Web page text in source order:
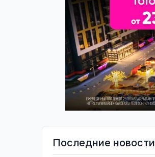
Последние новости